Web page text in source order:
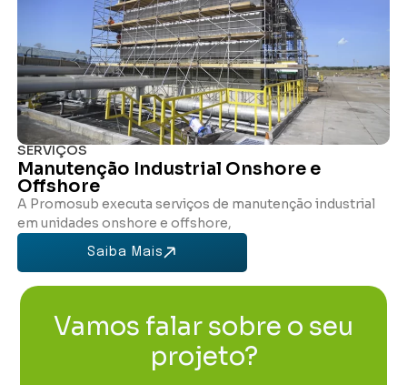
SERVIÇOS
Manutenção Industrial Onshore e
Offshore
A Promosub executa serviços de manutenção industrial
em unidades onshore e offshore,
Saiba Mais
Vamos falar sobre o seu
projeto?